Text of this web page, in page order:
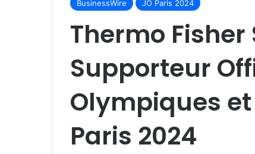
BusinessWire JO Paris 2024
Thermo
Supporteur
Olympiques
Paris 2024